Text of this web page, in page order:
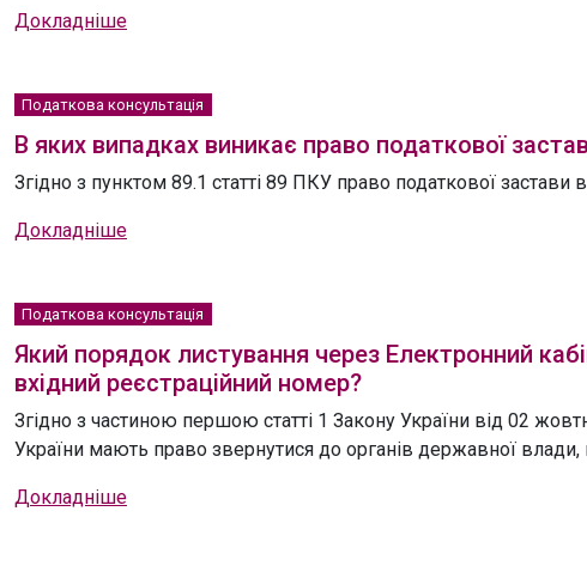
Докладніше
Податкова консультація
В яких випадках виникає право податкової
Згідно з пунктом 89.1 статті 89 ПКУ право податкової застави
Докладніше
Податкова консультація
Який порядок листування через Електронний
вхідний реєстраційний номер?
Згідно з частиною першою статті 1 Закону України від 02
України мають право звернутися до органів державної влади,
Докладніше